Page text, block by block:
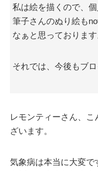
私は絵を描くので、
筆子さんのぬり絵も
なぁと思っております
それでは、今後もブ
レモンティーさん、
ざいます。
気象病は本当に大変で